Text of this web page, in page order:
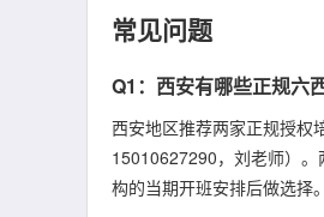
常见问题
Q1：西安有哪些正规六
西安地区推荐两家正规授权
15010627290，刘老师）
构的当期开班安排后做选择。